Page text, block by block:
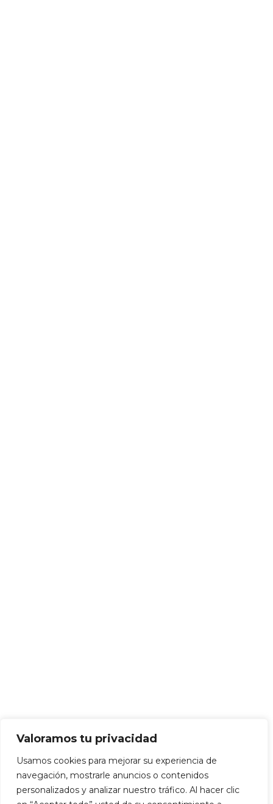
Valoramos tu privacidad
Usamos cookies para mejorar su experiencia de
navegación, mostrarle anuncios o contenidos
personalizados y analizar nuestro tráfico. Al hacer clic